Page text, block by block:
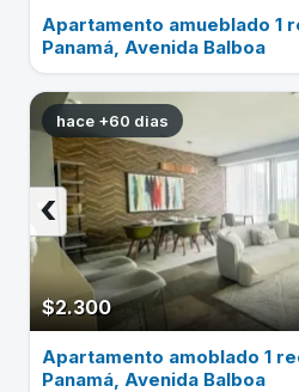
Apartamento amueblado 1
Panamá, Avenida Balboa
hace +60 dias
$2.300
‹
Apartamento amoblado 1
Panamá, Avenida Balboa